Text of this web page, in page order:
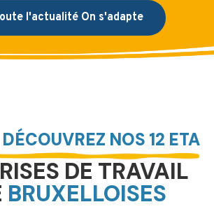
l'actualité On s'adapte
DÉCOUVREZ NOS 12 ETA
DE TRAVAIL
BRUXELLOISES